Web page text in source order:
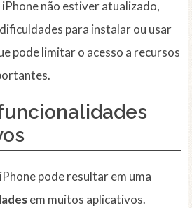
não estiver atualizado,
para instalar ou usar
pode limitar o acesso a recursos
pode resultar em uma
em muitos aplicativos.